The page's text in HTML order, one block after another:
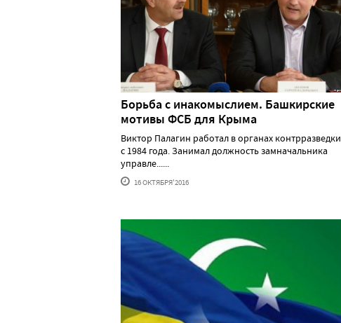
Борьба с инакомыслием. Башкирские
мотивы ФСБ для Крыма
Виктор Палагин работал в органах контрразведки
с 1984 года. Занимал должность замначальника
управле......
16 ОКТЯБРЯ'2016